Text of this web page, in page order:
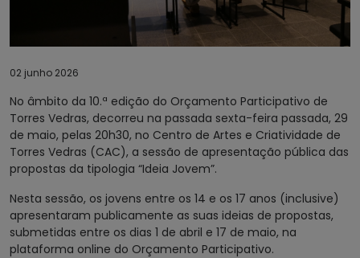
02 junho 2026
No âmbito da 10.ª edição do Orçamento Participativo de
Torres Vedras, decorreu na passada sexta-feira passada, 29
de maio, pelas 20h30, no Centro de Artes e Criatividade de
Torres Vedras (CAC), a sessão de apresentação pública das
propostas da tipologia “Ideia Jovem”.
Nesta sessão, os jovens entre os 14 e os 17 anos (inclusive)
apresentaram publicamente as suas ideias de propostas,
submetidas entre os dias 1 de abril e 17 de maio, na
plataforma online do Orçamento Participativo.